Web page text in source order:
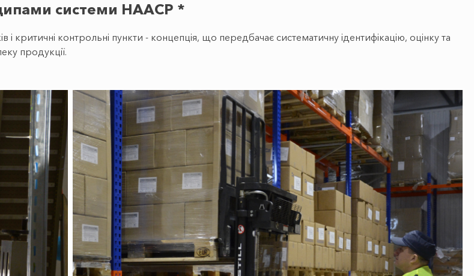
системи НААСР *
і критичні контрольні пункти - концепція, що передбачає систематичну ідентифікацію, оцінку та
продукції.